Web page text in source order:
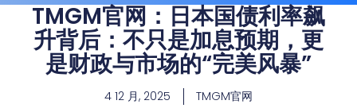
TMGM官网：日本国债利率飙
升背后：不只是加息预期，更
是财政与市场的“完美风暴”
4 12 月, 2025 TMGM官网